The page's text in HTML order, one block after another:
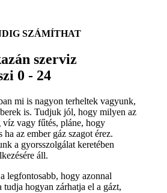
SZÁMÍTHAT
szerviz
0 - 24
mi is nagyon terheltek vagyunk,
is. Tudjuk jól, hogy milyen az
víz vagy fűtés, pláne, hogy
az ember gáz szagot érez.
a gyorsszolgálat keretében
áll.
legfontosabb, hogy azonnal
hogyan zárhatja el a gázt,